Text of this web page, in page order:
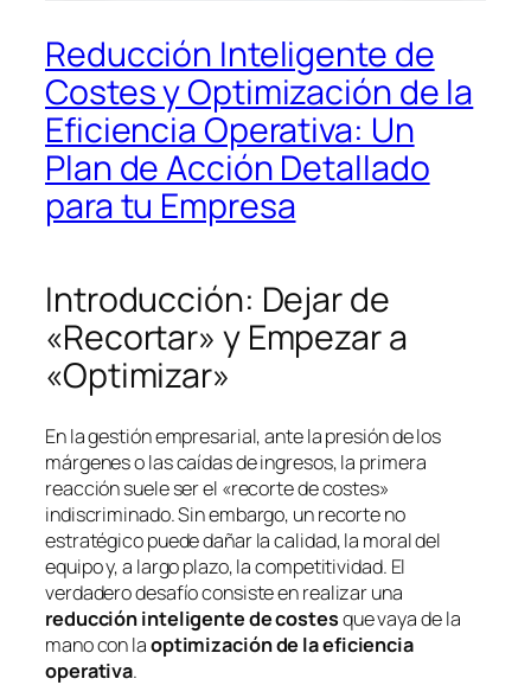
Reducción Inteligente de
Costes y Optimización de la
Eficiencia Operativa: Un
Plan de Acción Detallado
para tu Empresa
Introducción: Dejar de
«Recortar» y Empezar a
«Optimizar»
En la gestión empresarial, ante la presión de los
márgenes o las caídas de ingresos, la primera
reacción suele ser el «recorte de costes»
indiscriminado. Sin embargo, un recorte no
estratégico puede dañar la calidad, la moral del
equipo y, a largo plazo, la competitividad. El
verdadero desafío consiste en realizar una
reducción inteligente de costesque vaya de la
mano con laoptimización de la eficiencia
operativa.